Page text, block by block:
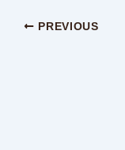
PREVIOUS